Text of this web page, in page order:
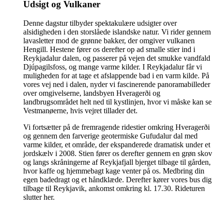
Udsigt og Vulkaner
Denne dagstur tilbyder spektakulære udsigter over
alsidigheden i den storslåede islandske natur. Vi rider gennem
lavasletter mod de grønne bakker, der omgiver vulkanen
Hengill. Hestene fører os derefter op ad smalle stier ind i
Reykjadalur dalen, og passerer på vejen det smukke vandfald
Djúpagilsfoss, og mange varme kilder. I Reykjadalur får vi
muligheden for at tage et afslappende bad i en varm kilde. På
vores vej ned i dalen, nyder vi fascinerende panoramabilleder
over omgivelserne, landsbyen Hveragerði og
landbrugsområdet helt ned til kystlinjen, hvor vi måske kan se
Vestmanøerne, hvis vejret tillader det.
Vi fortsætter på de fremragende ridestier omkring Hveragerði
og gennem den farverige geotermiske Gufudalur dal med
varme kilder, et område, der ekspanderede dramatisk under et
jordskælv i 2008. Stien fører os derefter gennem en grøn skov
og langs skråningerne af Reykjafjall bjerget tilbage til gården,
hvor kaffe og hjemmebagt kage venter på os. Medbring din
egen badedragt og et håndklæde. Derefter kører vores bus dig
tilbage til Reykjavik, ankomst omkring kl. 17.30. Rideturen
slutter her.